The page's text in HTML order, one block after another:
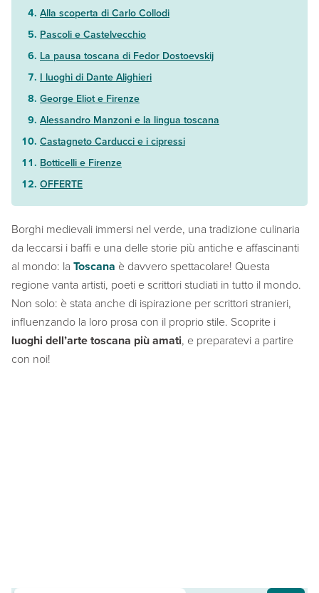
Alla scoperta di Carlo Collodi
Pascoli e Castelvecchio
La pausa toscana di Fedor Dostoevskij
I luoghi di Dante Alighieri
George Eliot e Firenze
Alessandro Manzoni e la lingua toscana
Castagneto Carducci e i cipressi
Botticelli e Firenze
OFFERTE
Borghi medievali immersi nel verde, una tradizione culinaria
da leccarsi i baffi e una delle storie più antiche e affascinanti
al mondo: la Toscana è davvero spettacolare! Questa
regione vanta artisti, poeti e scrittori studiati in tutto il mondo.
Non solo: è stata anche di ispirazione per scrittori stranieri,
influenzando la loro prosa con il proprio stile. Scoprite i
luoghi dell’arte toscana più amati, e preparatevi a partire
con noi!